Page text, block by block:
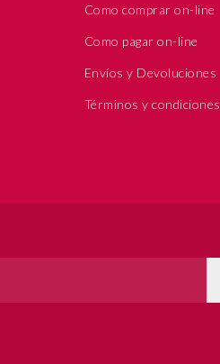
Como comprar on-line
Como pagar on-line
Envíos y Devoluciones
Términos y condiciones